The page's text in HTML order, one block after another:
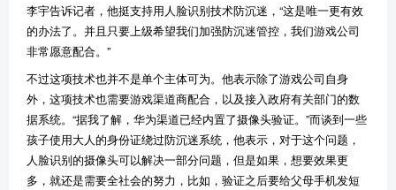
李宇告诉记者，他挺支持用人脸识别技术防沉迷，“这是唯一更有效
的办法了。并且只要上级希望我们加强防沉迷管控，我们游戏公司
非常愿意配合。”
不过这项技术也并不是单个主体可为。他表示除了游戏公司自身
外，这项技术也需要游戏渠道商配合，以及接入政府有关部门的数
据系统。“据我了解，华为渠道已经内置了摄像头验证。”而谈到一些
孩子使用大人的身份证绕过防沉迷系统，他表示，对于这个问题，
人脸识别的摄像头可以解决一部分问题，但是如果，想要效果更
多，就还是需要全社会的努力，比如，验证之后要给父母手机发短